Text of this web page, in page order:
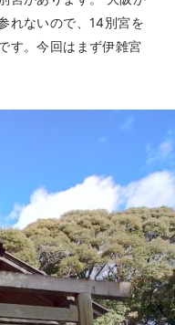
れないので、14別宮を
す。今回はまず伊雑宮